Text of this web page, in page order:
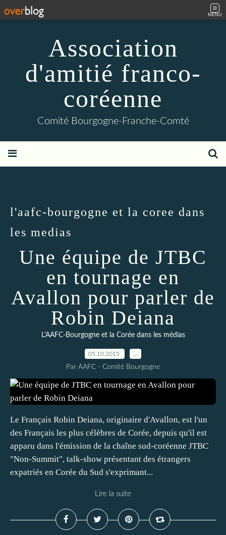
MENU
Association
d'amitié franco-
coréenne
Comité Bourgogne-Franche-Comté
l'aafc-bourgogne et la coree dans
les medias
Une équipe de JTBC
en tournage en
Avallon pour parler de
Robin Deiana
L'AAFC-Bourgogne et la Corée dans les médias
05.10.2015
Par AAFC - Comité Bourgogne
Le Français Robin Deiana, originaire d'Avallon, est l'un
des Français les plus célèbres de Corée, depuis qu'il est
apparu dans l'émission de la chaîne sud-coréenne JTBC
"Non-Summit", talk-show présentant des étrangers
expatriés en Corée du Sud s'exprimant...
Lire la suite